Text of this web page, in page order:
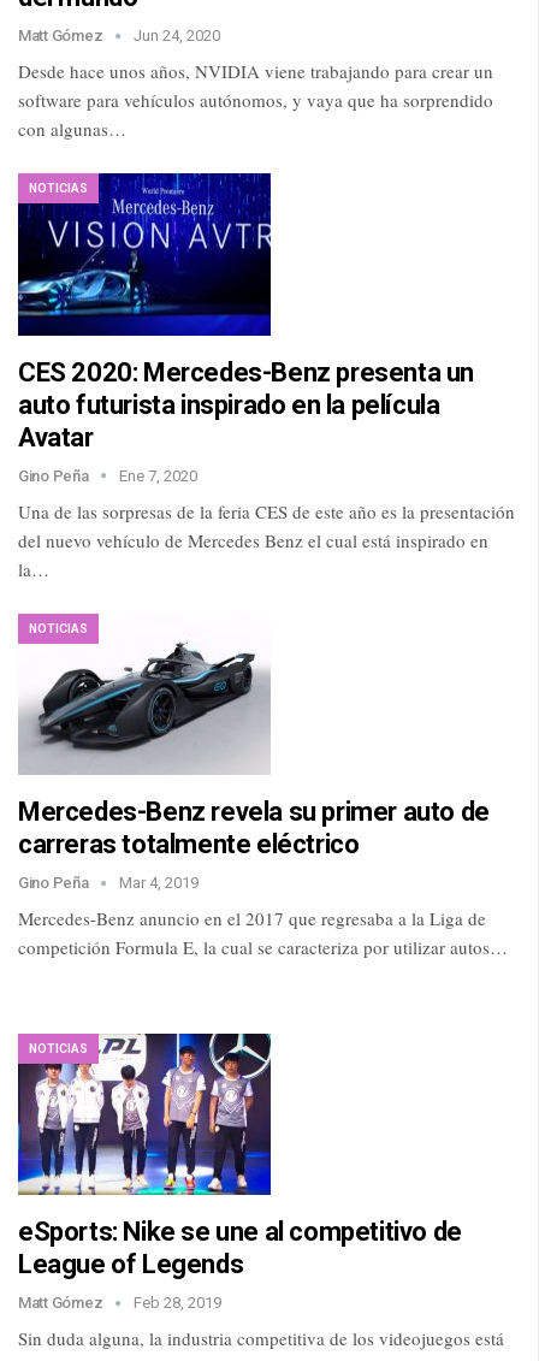
Matt Gómez Jun 24, 2020
Desde hace unos años, NVIDIA viene trabajando para crear un
software para vehículos autónomos, y vaya que ha sorprendido
con algunas…
NOTICIAS
CES 2020: Mercedes-Benz presenta un
auto futurista inspirado en la película
Avatar
Gino Peña Ene 7, 2020
Una de las sorpresas de la feria CES de este año es la presentación
del nuevo vehículo de Mercedes Benz el cual está inspirado en
la…
NOTICIAS
Mercedes-Benz revela su primer auto de
carreras totalmente eléctrico
Gino Peña Mar 4, 2019
Mercedes-Benz anuncio en el 2017 que regresaba a la Liga de
competición Formula E, la cual se caracteriza por utilizar autos…
NOTICIAS
eSports: Nike se une al competitivo de
League of Legends
Matt Gómez Feb 28, 2019
Sin duda alguna, la industria competitiva de los videojuegos está